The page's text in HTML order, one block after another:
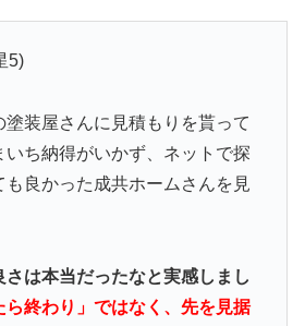
5)
塗装屋さんに見積もりを貰って
いち納得がいかず、ネットで探
も良かった成共ホームさんを見
さは本当だったなと実感しまし
ら終わり」ではなく、先を見据